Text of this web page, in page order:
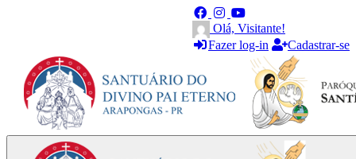
Olá, Visitante!
Fazer log-in
Cadastrar-se